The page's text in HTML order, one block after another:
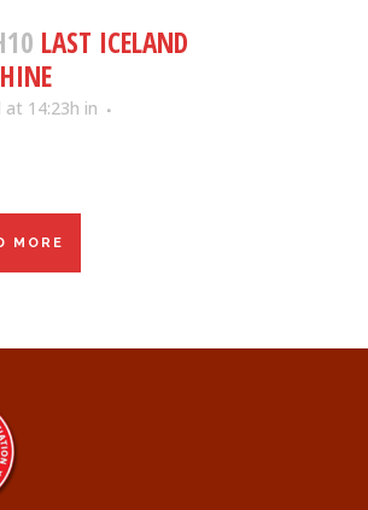
LAST ICELAND
at 14:23h in
MORE